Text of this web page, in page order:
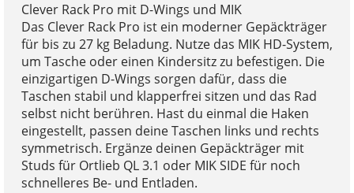
Clever Rack Pro mit D-Wings und MIK
Das Clever Rack Pro ist ein moderner Gepäckträger
für bis zu 27 kg Beladung. Nutze das MIK HD-System,
um Tasche oder einen Kindersitz zu befestigen. Die
einzigartigen D-Wings sorgen dafür, dass die
Taschen stabil und klapperfrei sitzen und das Rad
selbst nicht berühren. Hast du einmal die Haken
eingestellt, passen deine Taschen links und rechts
symmetrisch. Ergänze deinen Gepäckträger mit
Studs für Ortlieb QL 3.1 oder MIK SIDE für noch
schnelleres Be- und Entladen.